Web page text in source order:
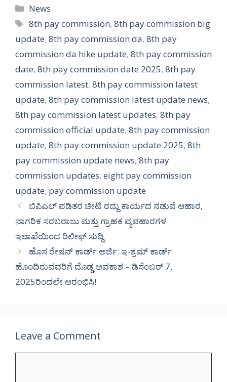
Categories
News
Tags
8th pay commission,8th pay commission big
update, 8th pay commission da, 8th pay
commission da hike update, 8th pay commission
date, 8th pay commission date 2025, 8th pay
commission latest, 8th pay commission latest
update, 8th pay commission latest update news,
8th pay commission latest updates, 8th pay
commission official update, 8th pay commission
update, 8th pay commission update 2025, 8th
pay commission update news, 8th pay
commission updates, eight pay commission
update, pay commission update
ಬಿಪಿಎಲ್ ಪಡಿತರ ಚೀಟಿ ರದ್ದು ಕಾರ್ಯದ ನಡುವೆ ಆಹಾರ,
ನಾಗರಿಕ ಸರಬರಾಜು ಮತ್ತು ಗ್ರಾಹಕ ವ್ಯವಹಾರಗಳ
ಇಲಾಖೆಯಿಂದ ರಿಲೀಫ್ ಸುದ್ದಿ
ಹೊಸ ರೇಷನ್ ಕಾರ್ಡ್ ಅರ್ಜಿ: ಇ-ಶ್ರಮ್ ಕಾರ್ಡ್
ಹೊಂದಿರುವವರಿಗೆ ದೊಡ್ಡ ಅವಕಾಶ – ಡಿಸೆಂಬರ್ 7,
2025ರಿಂದಲೇ ಆರಂಭಿಸಿ!
Leave a Comment